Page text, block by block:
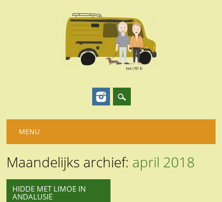
Hoofdmenu
naar
MENU
Maandelijks archief: april 2018
HIDDE MET LIMOE IN
ANDALUSIË